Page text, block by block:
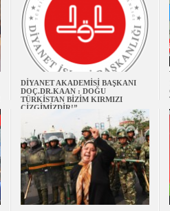
DİYANET AKADEMİSİ BAŞKANI
DOÇ.DR.KAAN : DOĞU
TÜRKİSTAN BİZİM KIRMIZI
ÇİZGİMİZDİR!”